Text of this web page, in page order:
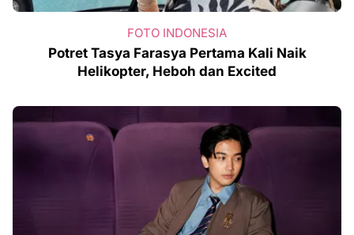
FOTO INDONESIA
Potret Tasya Farasya Pertama Kali Naik
Helikopter, Heboh dan Excited